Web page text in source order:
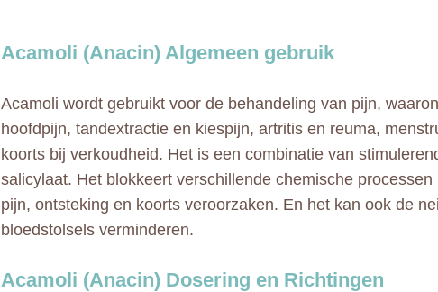
Acamoli (Anacin) Algemeen gebruik
Acamoli wordt gebruikt voor de behandeling van pijn,
hoofdpijn, tandextractie en kiespijn, artritis en reuma,
koorts bij verkoudheid. Het is een combinatie van
salicylaat. Het blokkeert verschillende chemische
pijn, ontsteking en koorts veroorzaken. En het kan ook de
bloedstolsels verminderen.
Acamoli (Anacin) Dosering en Richtingen